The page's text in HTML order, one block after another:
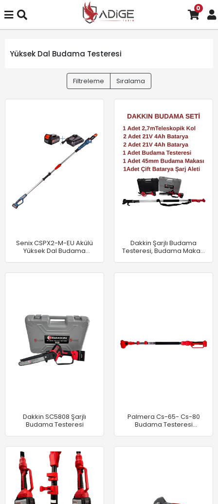
0
Yüksek Dal Budama Testeresi
Filtreleme Sıralama
Senix CSPX2-M-EU Akülü
Yüksek Dal Budama
Dakkin Şarjlı Budama
Testeresi, Budama Makası
Dakkin SC5808 Şarjlı
Budama Testeresi
Palmera Cs-65- Cs-80
Budama Testeresi